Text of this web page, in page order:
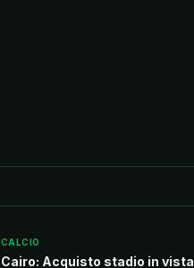
CALCIO
Cairo: Acquisto stadio in vista,